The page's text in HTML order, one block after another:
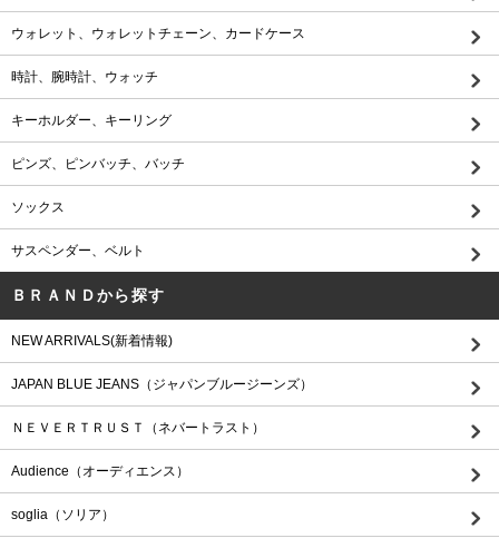
ウォレット、ウォレットチェーン、カードケース
時計、腕時計、ウォッチ
キーホルダー、キーリング
ピンズ、ピンバッチ、バッチ
ソックス
サスペンダー、ベルト
ＢＲＡＮＤから探す
NEW ARRIVALS(新着情報)
JAPAN BLUE JEANS（ジャパンブルージーンズ）
ＮＥＶＥＲＴＲＵＳＴ（ネバートラスト）
Audience（オーディエンス）
soglia（ソリア）